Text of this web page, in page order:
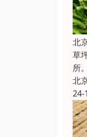
北
草
所
北
24-